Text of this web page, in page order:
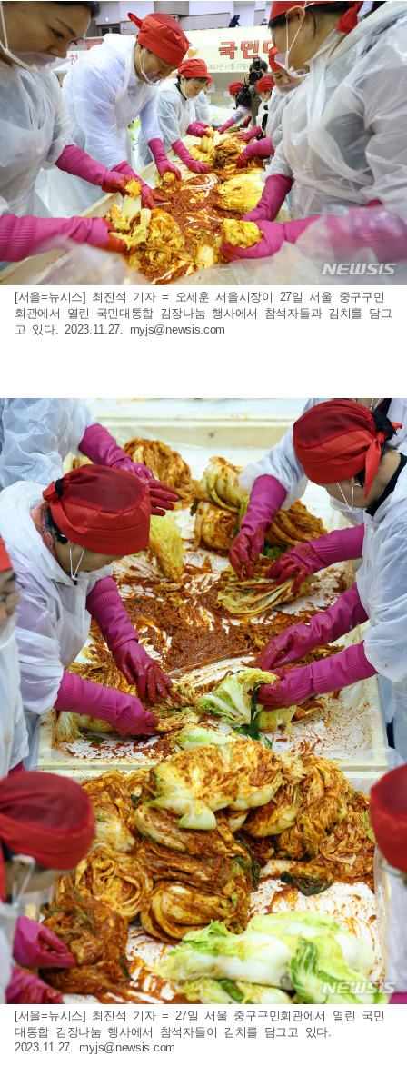
[서울=뉴시스] 최진석 기자 = 오세훈 서울시장이 27일 서울 중구구민
회관에서 열린 국민대통합 김장나눔 행사에서 참석자들과 김치를 담그
고 있다. 2023.11.27. myjs@newsis.com
[서울=뉴시스] 최진석 기자 = 27일 서울 중구구민회관에서 열린 국민
대통합 김장나눔 행사에서 참석자들이 김치를 담그고 있다.
2023.11.27. myjs@newsis.com